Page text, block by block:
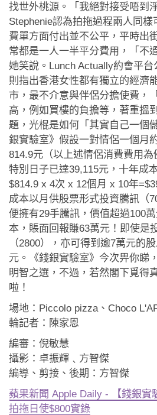
找世外桃源。「我絕對接受唔到
Stephenie認為拍拖過程兩人同
費單方面付出並不公平，平時出
常都是一人一半平分費用，「不
她笑說。Lunch Actually約會平
則指出香港女性都有獨立的經濟
市，最不介意與伴侶分擔使費，
高，例如買樓的負擔等，著重搵
題，光棍是如何「其實自己一個
銀實驗室》假設一對情侶一個月
814.9元（以上述情侶消費費用
特別日子已達39,115元，十年成
$814.9 x 4次 x 12個月 x 10年
成本以月供股票形式投資騰訊（
便擁有29手騰訊，價值超過100
本，賬面回報賺63萬元！即使是
（2800），亦可得到逾7萬元的
元。《錢銀實驗室》今次畀你睇
明智之選，不過，若然閣下覓得
啦！
場地：Piccolo pizza、Choco
輪記者：陳家恩
編審：倪敏慧
攝影：卓振輝﹑方智傑
編導、剪接、後期：方智傑
蘋果新聞 Apple Daily - 【錢銀實
拍拖日使$800實錄